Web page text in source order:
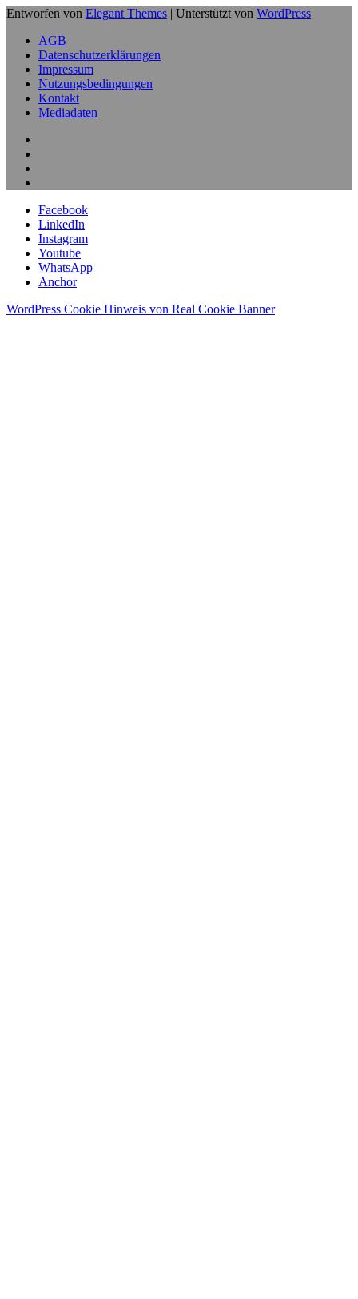
Entworfen von Elegant Themes | Unterstützt von WordPress
AGB
Datenschutzerklärungen
Impressum
Nutzungsbedingungen
Kontakt
Mediadaten
Facebook
LinkedIn
Instagram
Youtube
WhatsApp
Anchor
WordPress Cookie Hinweis von Real Cookie Banner